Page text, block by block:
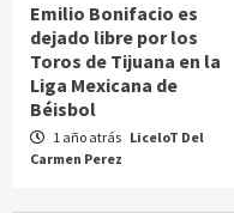
Emilio Bonifacio es
dejado libre por los
Toros de Tijuana en la
Liga Mexicana de
Béisbol
1 año atrás LiceloT Del
Carmen Perez